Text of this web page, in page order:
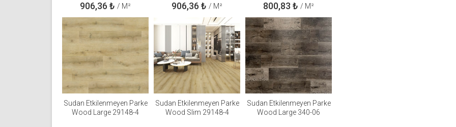
906,36 ₺ / M² 906,36 ₺ / M² 800,83 ₺ / M²
Sudan Etkilenmeyen Parke
Wood Large 29148-4
Sudan Etkilenmeyen Parke
Wood Slim 29148-4
Sudan Etkilenmeyen Parke
Wood Large 340-06